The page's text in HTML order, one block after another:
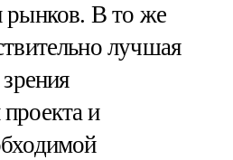
рынков. В то же
лучшая
и